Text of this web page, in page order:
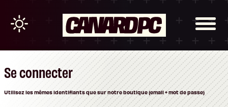
Se connecter
Utilisez les mêmes identifiants que sur notre boutique (email + mot de passe)